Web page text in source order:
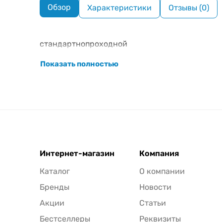
Обзор Характеристики Отзывы (0)
стандартнопроходной
Показать полностью
Интернет-магазин
Каталог
Бренды
Акции
Бестселлеры
Компания
О компании
Новости
Статьи
Реквизиты